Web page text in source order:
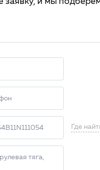
Где